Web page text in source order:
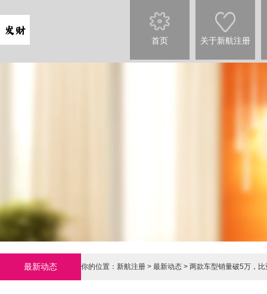
首页 关于新航注册
最新动态 你的位置： 新航注册 > 最新动态 > 两款车型销量破5万，